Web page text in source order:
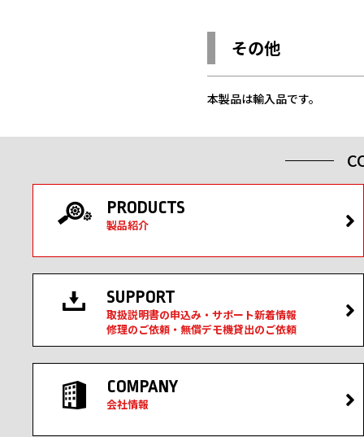
その他
本製品は輸入品です。
PRODUCTS
製品紹介
SUPPORT
取扱説明書の申込み・サポート新着情報
修理のご依頼・無償デモ機貸出のご依頼
COMPANY
会社情報